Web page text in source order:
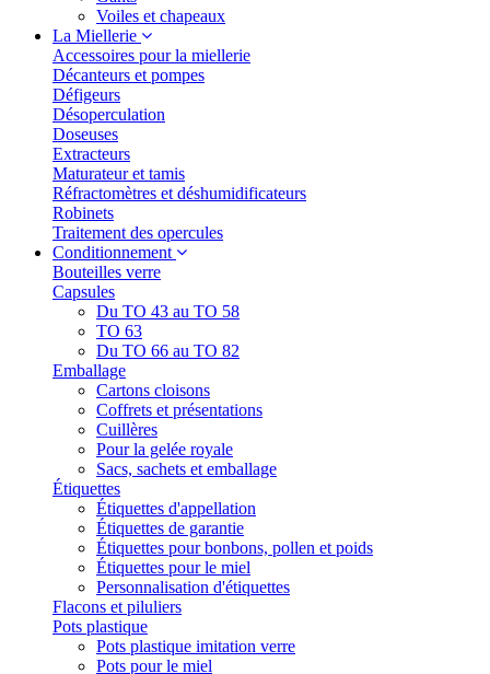
Voiles et chapeaux
La Miellerie
Accessoires pour la miellerie
Décanteurs et pompes
Défigeurs
Désoperculation
Doseuses
Extracteurs
Maturateur et tamis
Réfractomètres et déshumidificateurs
Robinets
Traitement des opercules
Conditionnement
Bouteilles verre
Capsules
Du TO 43 au TO 58
TO 63
Du TO 66 au TO 82
Emballage
Cartons cloisons
Coffrets et présentations
Cuillères
Pour la gelée royale
Sacs, sachets et emballage
Étiquettes
Étiquettes d'appellation
Étiquettes de garantie
Étiquettes pour bonbons, pollen et poids
Étiquettes pour le miel
Personnalisation d'étiquettes
Flacons et piluliers
Pots plastique
Pots plastique imitation verre
Pots pour le miel